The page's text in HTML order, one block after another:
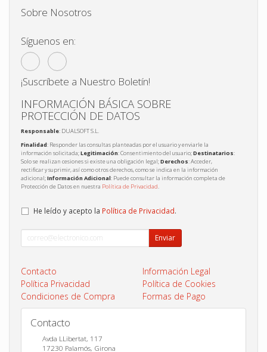
Sobre Nosotros
Síguenos en:
¡Suscríbete a Nuestro Boletín!
INFORMACIÓN BÁSICA SOBRE
PROTECCIÓN DE DATOS
Responsable: DUALSOFT S.L.
Finalidad: Responder las consultas planteadas por el usuario y enviarle la
información solicitada;Legitimación: Consentimiento del usuario;Destinatarios:
Solo se realizan cesiones si existe una obligación legal;Derechos: Acceder,
rectificar y suprimir, así como otros derechos, como se indica en la información
adicional;Información Adicional: Puede consultar la información completa de
Protección de Datos en nuestra Política de Privacidad.
He leído y acepto la Política de Privacidad.
Enviar
Contacto
Información Legal
Política Privacidad
Política de Cookies
Condiciones de Compra
Formas de Pago
Contacto
Avda LLibertat, 117
17230 Palamós, Girona